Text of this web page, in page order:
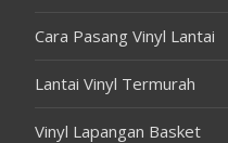
Cara Pasang Vinyl Lantai
Lantai Vinyl Termurah
Vinyl Lapangan Basket